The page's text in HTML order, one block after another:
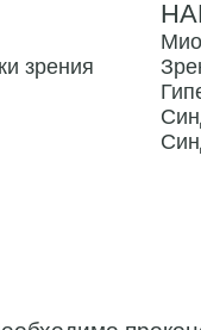
зрения